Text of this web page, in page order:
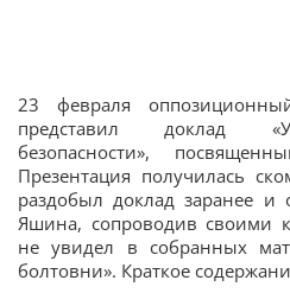
23 февраля
представил доклад
безопасности»,
Презентация получилась
раздобыл доклад заранее и
Яшина, сопроводив своими
не увидел в собранных
болтовни». Краткое